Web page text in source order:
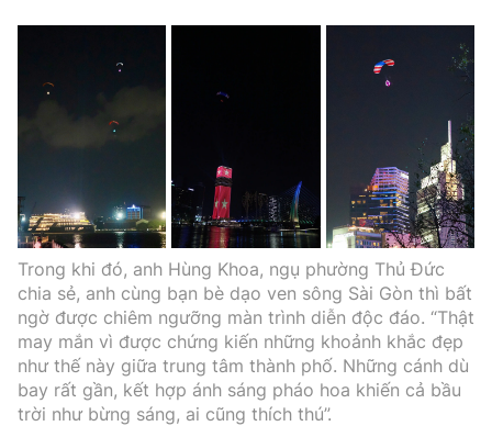
Trong khi đó, anh Hùng Khoa, ngụ phường Thủ Đức
chia sẻ, anh cùng bạn bè dạo ven sông Sài Gòn thì bất
ngờ được chiêm ngưỡng màn trình diễn độc đáo. “Thật
may mắn vì được chứng kiến những khoảnh khắc đẹp
như thế này giữa trung tâm thành phố. Những cánh dù
bay rất gần, kết hợp ánh sáng pháo hoa khiến cả bầu
trời như bừng sáng, ai cũng thích thú”.